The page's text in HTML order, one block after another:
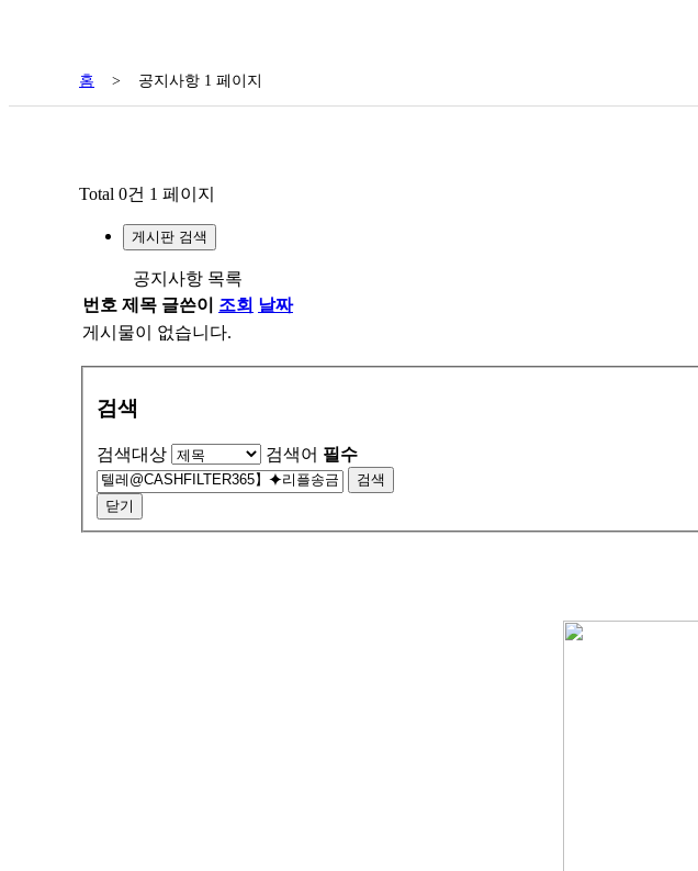
홈 > 공지사항 1 페이지
Total 0건 1 페이지
게시판 검색
공지사항 목록
번호 제목 글쓴이 조회 날짜
게시물이 없습니다.
검색
검색대상 검색어 필수
검색
닫기